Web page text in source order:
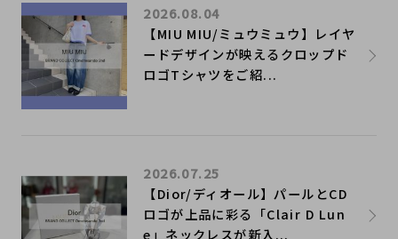
【MIU MIU/ミュウミュウ】レイヤ
ードデザインが映えるクロップド
ロゴTシャツをご紹...
2026.08.04
【Dior/ディオール】パールとCD
ロゴが上品に彩る「Clair D Lun
e」ネックレスが新入...
2026.07.25